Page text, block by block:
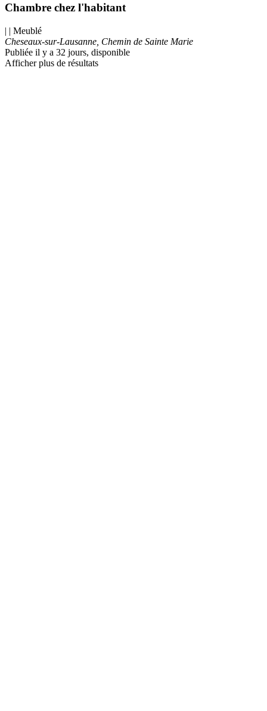
Chambre chez l'habitant
| | Meublé
Cheseaux-sur-Lausanne, Chemin de Sainte Marie
Publiée il y a 32 jours, disponible
Afficher plus de résultats